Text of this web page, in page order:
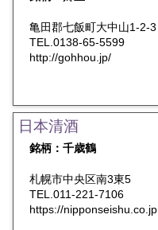
亀田郡七飯町大中山1-2-3
TEL.0138-65-5599
http://gohhou.jp/
日本清酒
銘柄：千歳鶴
札幌市中央区南3東5
TEL.011-221-7106
https://nipponseishu.co.jp